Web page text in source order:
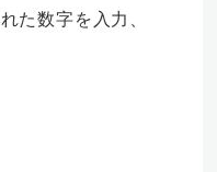
た数字を入力、